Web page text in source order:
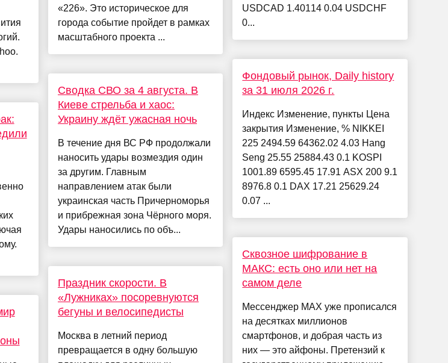
«226». Это историческое для
города событие пройдет в рамках
масштабного проекта ...
Сводка СВО за 4 августа. В
Киеве стрельба и хаос:
Украину ждёт ужасная ночь
В течение дня ВС РФ продолжали
наносить удары возмездия один
за другим. Главным
направлением атак были
украинская часть Причерноморья
и прибрежная зона Чёрного моря.
Удары наносились по объ...
Праздник скорости. В
«Лужниках» посоревнуются
бегуны и велосипедисты
Москва в летний период
превращается в одну большую
USDCAD 1.40114 0.04 USDCHF
0...
Фондовый рынок, Daily history
за 31 июля 2026 г.
Индекс Изменение, пункты Цена
закрытия Изменение, % NIKKEI
225 2494.59 64362.02 4.03 Hang
Seng 25.55 25884.43 0.1 KOSPI
1001.89 6595.45 17.91 ASX 200 9.1
8976.8 0.1 DAX 17.21 25629.24
0.07 ...
Сквозное шифрование в
МАКС: есть оно или нет на
самом деле
Мессенджер MAX уже прописался
на десятках миллионов
смартфонов, и добрая часть из
них — это айфоны. Претензий к